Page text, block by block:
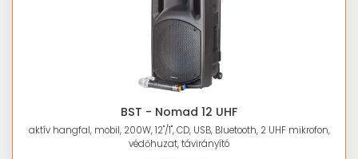
BST - Nomad 12 UHF
aktív hangfal, mobil, 200W, 12"/1", CD, USB, Bluetooth, 2 UHF mikrofon,
védőhuzat, távirányító